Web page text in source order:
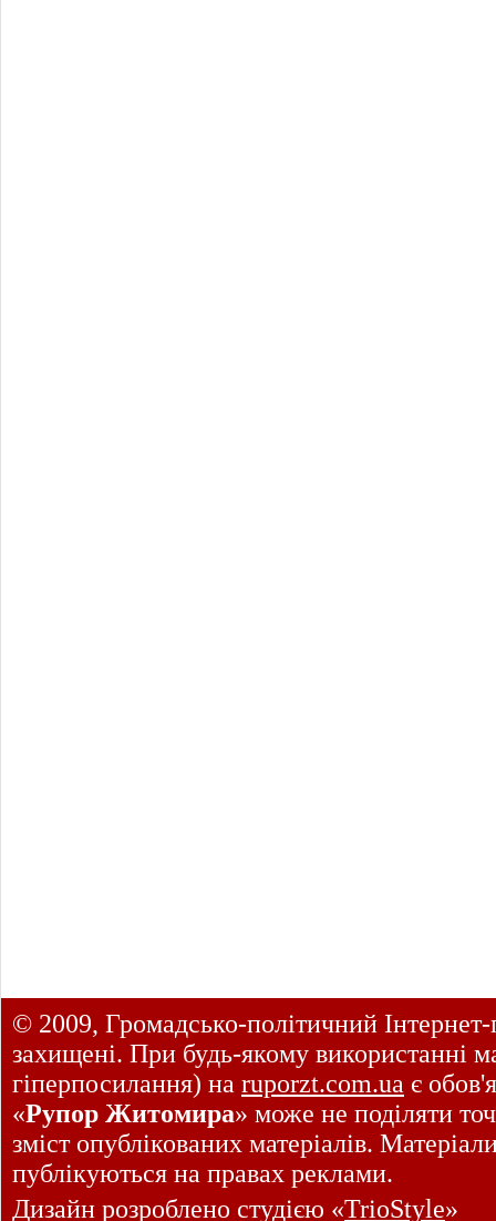
© 2009, Громадсько-політичний
захищені. При будь-якому використанні
гіперпосилання) на ruporzt.com.ua є
«Рупор Житомира» може не поділяти
зміст опублікованих матеріалів.
публікуються на правах реклами.
Дизайн розроблено студією «TrioStyle»